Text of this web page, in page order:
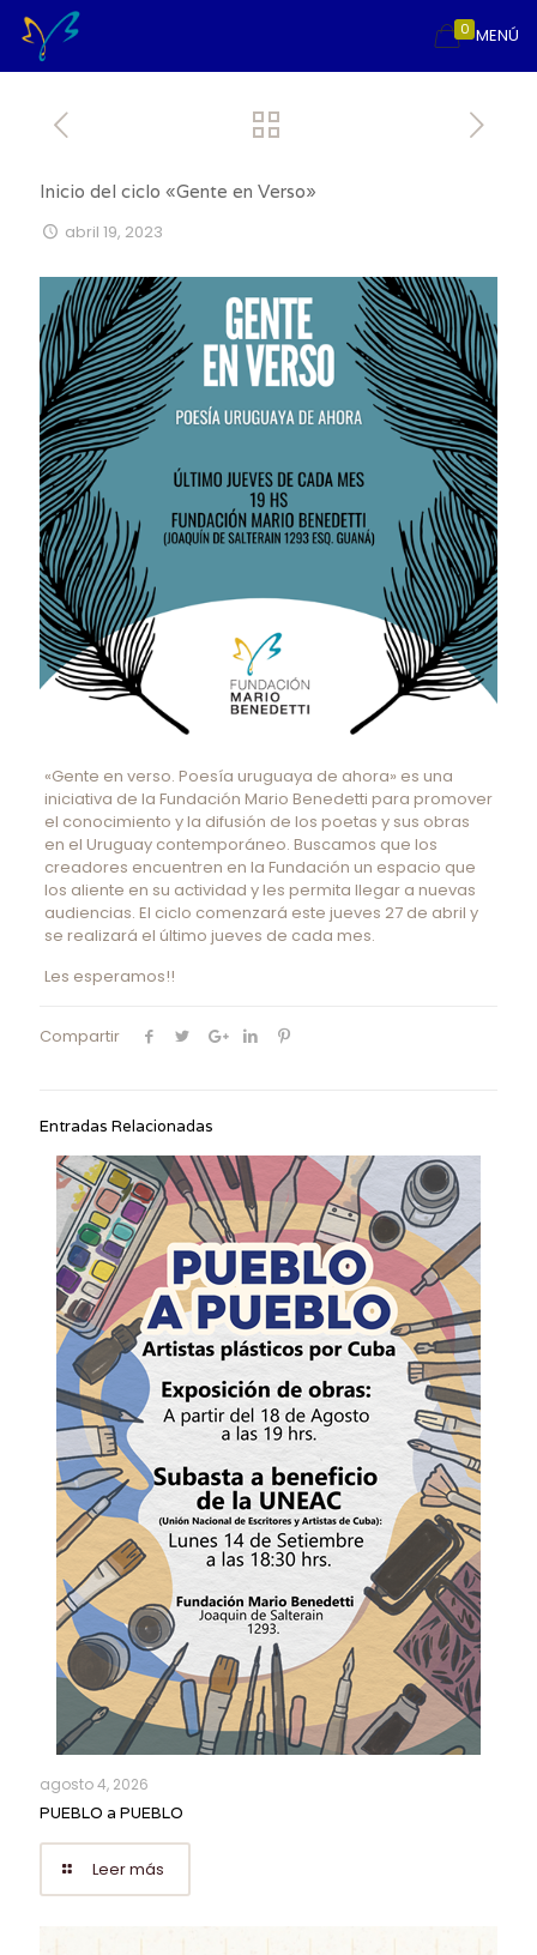
MENÚ
0
Inicio del ciclo «Gente en Verso»
abril 19, 2023
«Gente en verso. Poesía uruguaya de ahora» es una
iniciativa de la Fundación Mario Benedetti para promover
el conocimiento y la difusión de los poetas y sus obras
en el Uruguay contemporáneo. Buscamos que los
creadores encuentren en la Fundación un espacio que
los aliente en su actividad y les permita llegar a nuevas
audiencias. El ciclo comenzará este jueves 27 de abril y
se realizará el último jueves de cada mes.
Les esperamos!!
Compartir
Entradas Relacionadas
agosto 4, 2026
PUEBLO a PUEBLO
Leer más